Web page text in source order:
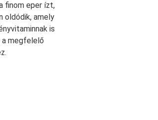
finom eper ízt,
oldódik, amely
is
megfelelő